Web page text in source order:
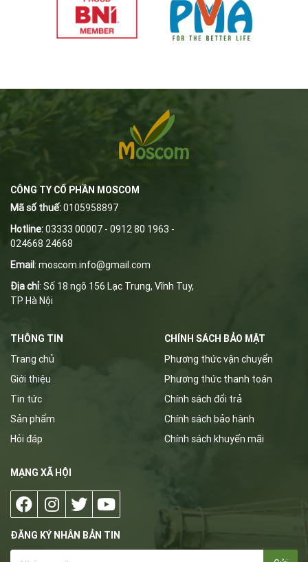
CÔNG TY CỔ PHẦN MOSCOM
Mã số thuế:0105958897
Hotline:03333 00007 - 0912 80 1963 -
024668 24668
Email: moscom.info@gmail.com
Địa chỉ: Số 18 ngõ 156 Lạc Trung, Vĩnh Tuy,
TP Hà Nội
THÔNG TIN
Trang chủ
Giới thiệu
Tin tức
Sản phẩm
Hỏi đáp
CHÍNH SÁCH BẢO MẬT
Phương thức vận chuyển
Phương thức thanh toán
Chính sách đổi trả
Chính sách bảo hành
Chính sách khuyến mãi
MẠNG XÃ HỘI
ĐĂNG KÝ NHÂN BẢN TIN